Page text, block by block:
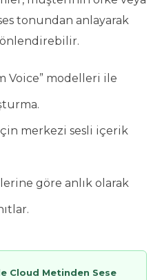
tonundan anlayarak
Voice” modelleri ile
merkezi sesli içerik
göre anlık olarak
Cloud Metinden Sese